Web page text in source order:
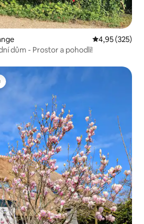
Průměrné
4,95 (325)
dům - Prostor a pohodlí!
u hostů